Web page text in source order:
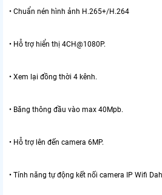
• Chuẩn nén hình ảnh H.265+/H.264
• Hỗ trợ hiển thị 4CH@1080P.
• Xem lại đồng thời 4 kênh.
• Băng thông đầu vào max 40Mpb.
• Hỗ trợ lên đến camera 6MP.
• Tính năng tự động kết nối camera IP Wifi